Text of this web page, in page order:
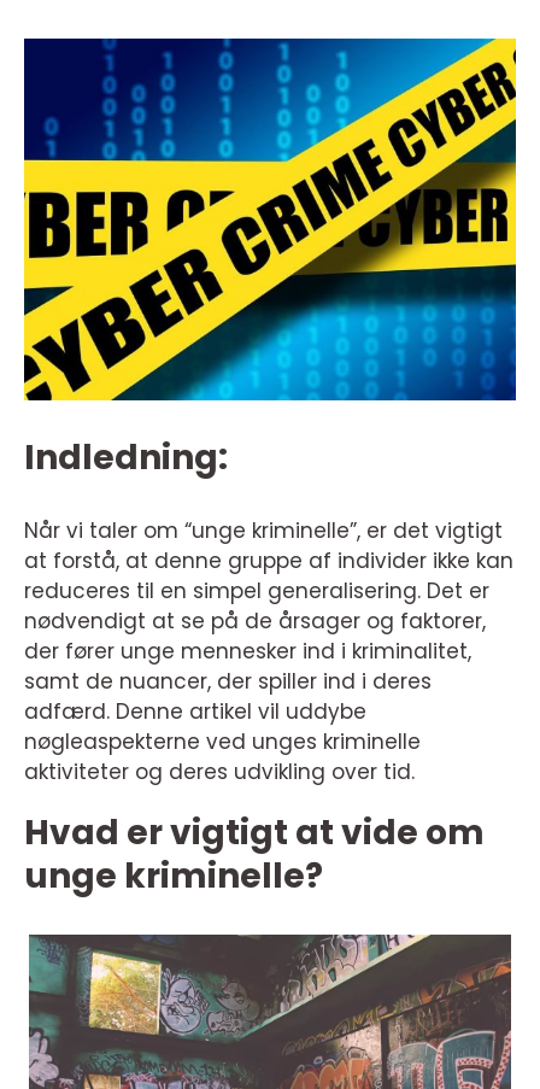
Indledning:
Når vi taler om “unge kriminelle”, er det vigtigt
at forstå, at denne gruppe af individer ikke kan
reduceres til en simpel generalisering. Det er
nødvendigt at se på de årsager og faktorer,
der fører unge mennesker ind i kriminalitet,
samt de nuancer, der spiller ind i deres
adfærd. Denne artikel vil uddybe
nøgleaspekterne ved unges kriminelle
aktiviteter og deres udvikling over tid.
Hvad er vigtigt at vide om
unge kriminelle?